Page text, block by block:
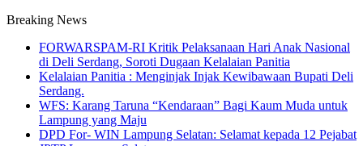
Breaking News
FORWARSPAM-RI Kritik Pelaksanaan Hari Anak Nasional
di Deli Serdang, Soroti Dugaan Kelalaian Panitia
Kelalaian Panitia : Menginjak Injak Kewibawaan Bupati Deli
Serdang.
WFS: Karang Taruna “Kendaraan” Bagi Kaum Muda untuk
Lampung yang Maju
DPD For- WIN Lampung Selatan: Selamat kepada 12 Pejabat